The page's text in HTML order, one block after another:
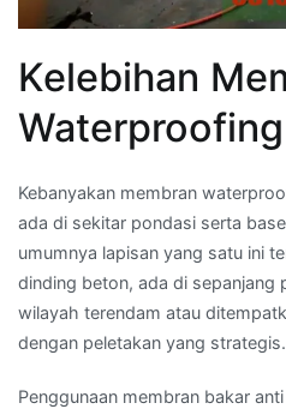
Kelebihan
Kebanyakan membran
ada di sekitar pondasi serta
umumnya lapisan yang satu ini
dinding beton, ada di sepanjang
wilayah terendam atau
dengan peletakan yang strategis.
Penggunaan membran bakar